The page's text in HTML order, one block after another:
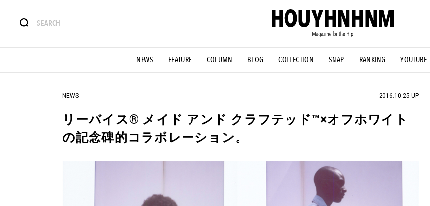
NEWS FEATURE COLUMN BLOG COLLECTION SNAP RANKING YOUTUBE
#憧れの逸品 #ESSENTIAL DESIGNS #古着サミット #NEW VINTAGE #マイナーグッド図鑑
#GH 銘品の所以 #フイナムのYouTube #Commune H #FOCUS IT #AH.H #ととけん #FASHION #MUSIC
#HANDSOME HANDBOOK
NEWS 2016.10.25 UP
リーバイス® メイド アンド クラフテッド™×オフホワイト
の記念碑的コラボレーション。